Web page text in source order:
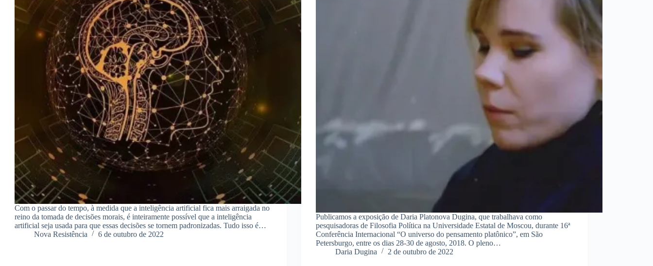
Com o passar do tempo, à medida que a inteligência artificial fica mais arraigada no
reino da tomada de decisões morais, é inteiramente possível que a inteligência
artificial seja usada para que essas decisões se tornem padronizadas. Tudo isso é…
Nova Resistência
6 de outubro de 2022
Publicamos a exposição de Daria Platonova Dugina, que trabalhava como
pesquisadoras de Filosofia Política na Universidade Estatal de Moscou, durante 16ª
Conferência Internacional “O universo do pensamento platônico”, em São
Petersburgo, entre os dias 28-30 de agosto, 2018. O pleno…
Daria Dugina
2 de outubro de 2022